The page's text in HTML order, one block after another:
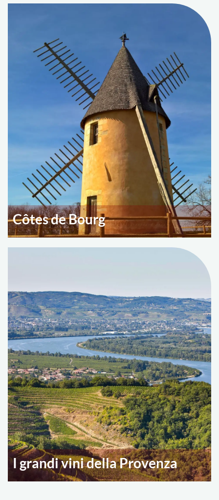
Côtes de Bourg
I grandi vini della Provenza